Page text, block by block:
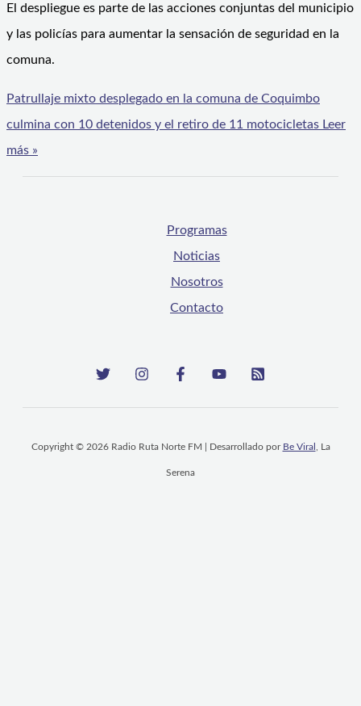
El despliegue es parte de las acciones conjuntas del municipio
y las policías para aumentar la sensación de seguridad en la
comuna.
Patrullaje mixto desplegado en la comuna de Coquimbo
culmina con 10 detenidos y el retiro de 11 motocicletas Leer
más »
Programas
Noticias
Nosotros
Contacto
Copyright © 2026 Radio Ruta Norte FM | Desarrollado por Be Viral , La
Serena